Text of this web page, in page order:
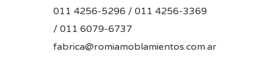
011 4256-5296 / 011 4256-3369
/ 011 6079-6737
fabrica@romiamoblamientos.com.ar